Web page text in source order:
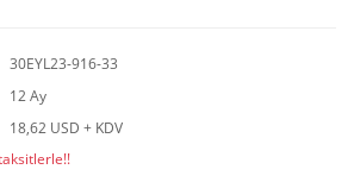
30EYL23-916-33
12 Ay
18,62 USD + KDV